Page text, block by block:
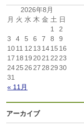
2026年8月
月 火 水 木 金 土 日
« 11月
1
2
3
4 5 6 7 8
9
1011 12 13 1415 16
17 18 19 2021 22 23
2425 26 27 28 29 30
31
アーカイブ